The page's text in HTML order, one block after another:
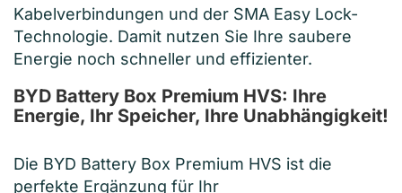
Kabelverbindungen und der SMA Easy Lock-
Technologie. Damit nutzen Sie Ihre saubere
Energie noch schneller und effizienter.
BYD Battery Box Premium HVS: Ihre
Energie, Ihr Speicher, Ihre Unabhängigkeit!
Die BYD Battery Box Premium HVS ist die
perfekte Ergänzung für Ihr